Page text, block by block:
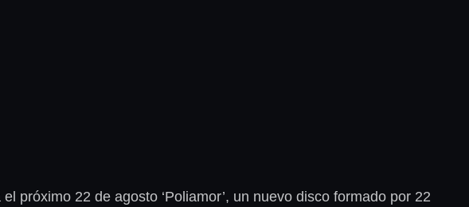
próximo 22 de agosto ‘Poliamor’, un nuevo disco formado por 22